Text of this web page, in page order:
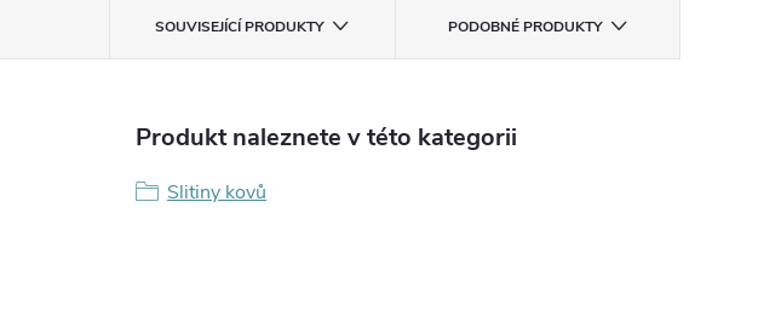
SOUVISEJÍCÍ PRODUKTY PODOBNÉ PRODUKTY
Produkt naleznete v této kategorii
Slitiny kovů